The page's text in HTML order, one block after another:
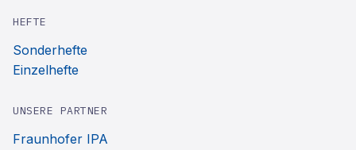
HEFTE
Sonderhefte
Einzelhefte
UNSERE PARTNER
Fraunhofer IPA